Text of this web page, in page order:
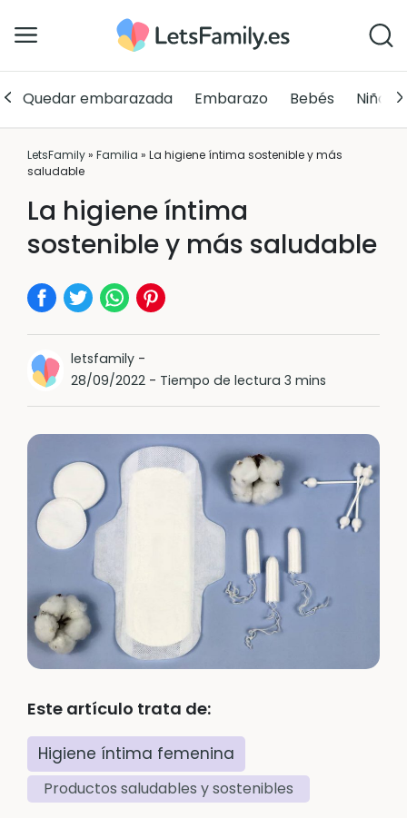
Quedar embarazada Embarazo Bebés Niños
LetsFamily» Familia » La higiene íntima sostenible y más
saludable
La higiene íntima
sostenible y más saludable
letsfamily-
28/09/2022- Tiempo de lectura 3 mins
Este artículo trata de:
Higiene íntima femenina
Productos saludables y sostenibles